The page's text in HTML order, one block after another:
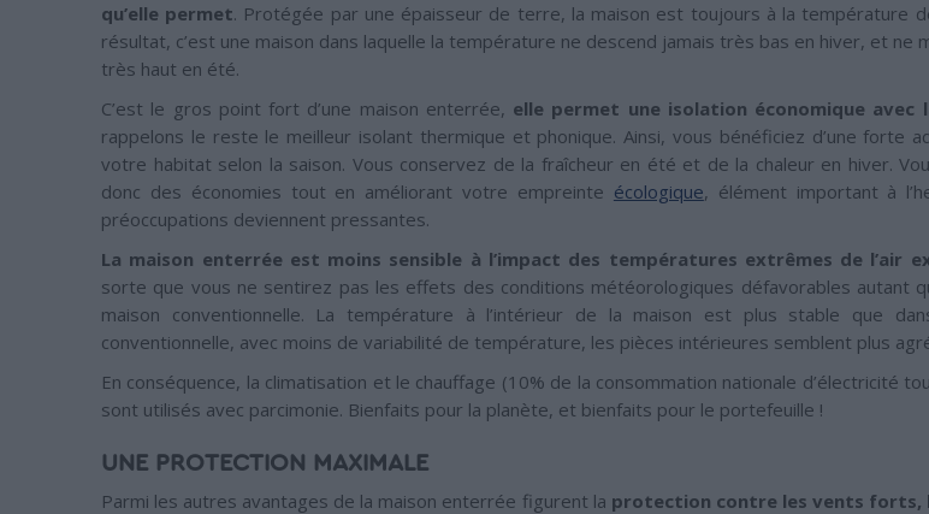
qu’elle permet. Protégée par une épaisseur de terre, la maison est toujours à la température
résultat, c’est une maison dans laquelle la température ne descend jamais très bas en hiver, et ne
très haut en été.
C’est le gros point fort d’une maison enterrée, elle permet une isolation économique avec
rappelons le reste le meilleur isolant thermique et phonique. Ainsi, vous bénéficiez d’une forte
votre habitat selon la saison. Vous conservez de la fraîcheur en été et de la chaleur en hiver.
donc des économies tout en améliorant votre empreinte écologique, élément important à
préoccupations deviennent pressantes.
La maison enterrée est moins sensible à l’impact des températures extrêmes de l’air
sorte que vous ne sentirez pas les effets des conditions météorologiques défavorables autant
maison conventionnelle. La température à l’intérieur de la maison est plus stable que
conventionnelle, avec moins de variabilité de température, les pièces intérieures semblent plus
En conséquence, la climatisation et le chauffage (10% de la consommation nationale d’électricité
sont utilisés avec parcimonie. Bienfaits pour la planète, et bienfaits pour le portefeuille !
UNE PROTECTION MAXIMALE
Parmi les autres avantages de la maison enterrée figurent la protection contre les vents forts,